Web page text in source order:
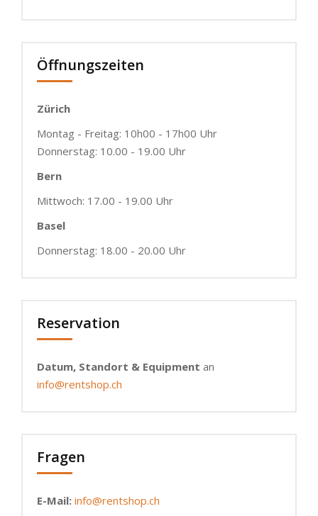
Öffnungszeiten
Zürich
Montag - Freitag: 10h00 - 17h00 Uhr
Donnerstag: 10.00 - 19.00 Uhr
Bern
Mittwoch: 17.00 - 19.00 Uhr
Basel
Donnerstag: 18.00 - 20.00 Uhr
Reservation
Datum, Standort & Equipment an
info@rentshop.ch
Fragen
E-Mail: info@rentshop.ch